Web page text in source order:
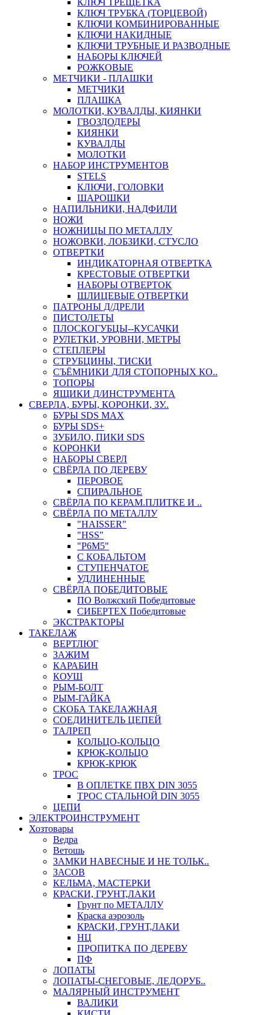
КЛЮЧ ТРЕЩЕТКА
КЛЮЧ ТРУБКА (ТОРЦЕВОЙ)
КЛЮЧИ КОМБИНИРОВАННЫЕ
КЛЮЧИ НАКИДНЫЕ
КЛЮЧИ ТРУБНЫЕ И РАЗВОДНЫЕ
НАБОРЫ КЛЮЧЕЙ
РОЖКОВЫЕ
МЕТЧИКИ - ПЛАШКИ
МЕТЧИКИ
ПЛАШКА
МОЛОТКИ, КУВАЛДЫ, КИЯНКИ
ГВОЗДОДЕРЫ
КИЯНКИ
КУВАЛДЫ
МОЛОТКИ
НАБОР ИНСТРУМЕНТОВ
STELS
КЛЮЧИ, ГОЛОВКИ
ШАРОШКИ
НАПИЛЬНИКИ, НАДФИЛИ
НОЖИ
НОЖНИЦЫ ПО МЕТАЛЛУ
НОЖОВКИ, ЛОБЗИКИ, СТУСЛО
ОТВЕРТКИ
ИНДИКАТОРНАЯ ОТВЕРТКА
КРЕСТОВЫЕ ОТВЕРТКИ
НАБОРЫ ОТВЕРТОК
ШЛИЦЕВЫЕ ОТВЕРТКИ
ПАТРОНЫ Д/ДРЕЛИ
ПИСТОЛЕТЫ
ПЛОСКОГУБЦЫ--КУСАЧКИ
РУЛЕТКИ, УРОВНИ, МЕТРЫ
СТЕПЛЕРЫ
СТРУБЦИНЫ, ТИСКИ
СЪЁМНИКИ ДЛЯ СТОПОРНЫХ КО..
ТОПОРЫ
ЯЩИКИ Д/ИНСТРУМЕНТА
СВЕРЛА, БУРЫ, КОРОНКИ, ЗУ..
БУРЫ SDS MAX
БУРЫ SDS+
ЗУБИЛО, ПИКИ SDS
КОРОНКИ
НАБОРЫ СВЕРЛ
СВЁРЛА ПО ДЕРЕВУ
ПЕРОВОЕ
СПИРАЛЬНОЕ
СВЁРЛА ПО КЕРАМ.ПЛИТКЕ И ..
СВЁРЛА ПО МЕТАЛЛУ
"HAISSER"
"HSS"
"Р6М5"
С КОБАЛЬТОМ
СТУПЕНЧАТОЕ
УДЛИНЕННЫЕ
СВЁРЛА ПОБЕДИТОВЫЕ
ПО Волжский Победитовые
СИБЕРТЕХ Победитовые
ЭКСТРАКТОРЫ
ТАКЕЛАЖ
ВЕРТЛЮГ
ЗАЖИМ
КАРАБИН
КОУШ
РЫМ-БОЛТ
РЫМ-ГАЙКА
СКОБА ТАКЕЛАЖНАЯ
СОЕДИНИТЕЛЬ ЦЕПЕЙ
ТАЛРЕП
КОЛЬЦО-КОЛЬЦО
КРЮК-КОЛЬЦО
КРЮК-КРЮК
ТРОС
В ОПЛЕТКЕ ПВХ DIN 3055
ТРОС СТАЛЬНОЙ DIN 3055
ЦЕПИ
ЭЛЕКТРОИНСТРУМЕНТ
Хозтовары
Ведра
Ветошь
ЗАМКИ НАВЕСНЫЕ И НЕ ТОЛЬК..
ЗАСОВ
КЕЛЬМА, МАСТЕРКИ
КРАСКИ, ГРУНТ,ЛАКИ
Грунт по МЕТАЛЛУ
Краска аэрозоль
КРАСКИ, ГРУНТ,ЛАКИ
НЦ
ПРОПИТКА ПО ДЕРЕВУ
ПФ
ЛОПАТЫ
ЛОПАТЫ-СНЕГОВЫЕ, ЛЕДОРУБ..
МАЛЯРНЫЙ ИНСТРУМЕНТ
ВАЛИКИ